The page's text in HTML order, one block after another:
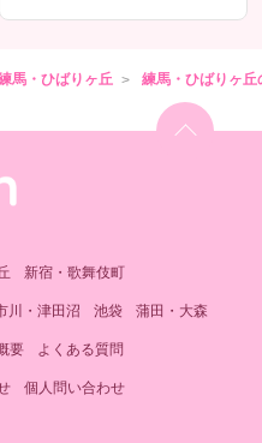
馬・ひばりヶ丘
練馬・ひばりヶ丘
新宿・歌舞伎町
川・津田沼 池袋 蒲田・大森
要 よくある質問
個人問い合わせ